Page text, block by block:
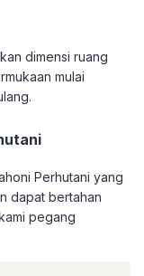
dimensi ruang
mulai
Perhutani yang
dapat bertahan
pegang